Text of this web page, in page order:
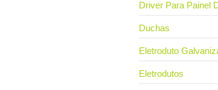
Driver Para Painel
Duchas
Eletroduto
Eletrodutos